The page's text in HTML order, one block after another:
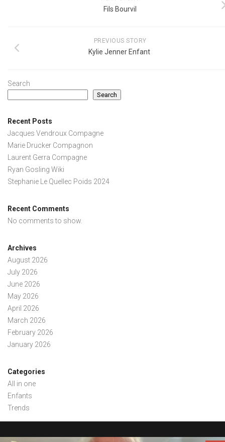
Fils Bourvil
PREVIOUS STORY
Kylie Jenner Enfant
Search
Search
Recent Posts
Jacques Vendroux Compagne
Marie Drucker Compagnon
Laurent Gerra Compagne
Ryan Gosling Wiki
Stephanie Le Quellec Poids 2024
Recent Comments
No comments to show.
Archives
August 2026
July 2026
June 2026
May 2026
April 2026
March 2026
February 2026
January 2026
Categories
All in one
Enfants
Trends